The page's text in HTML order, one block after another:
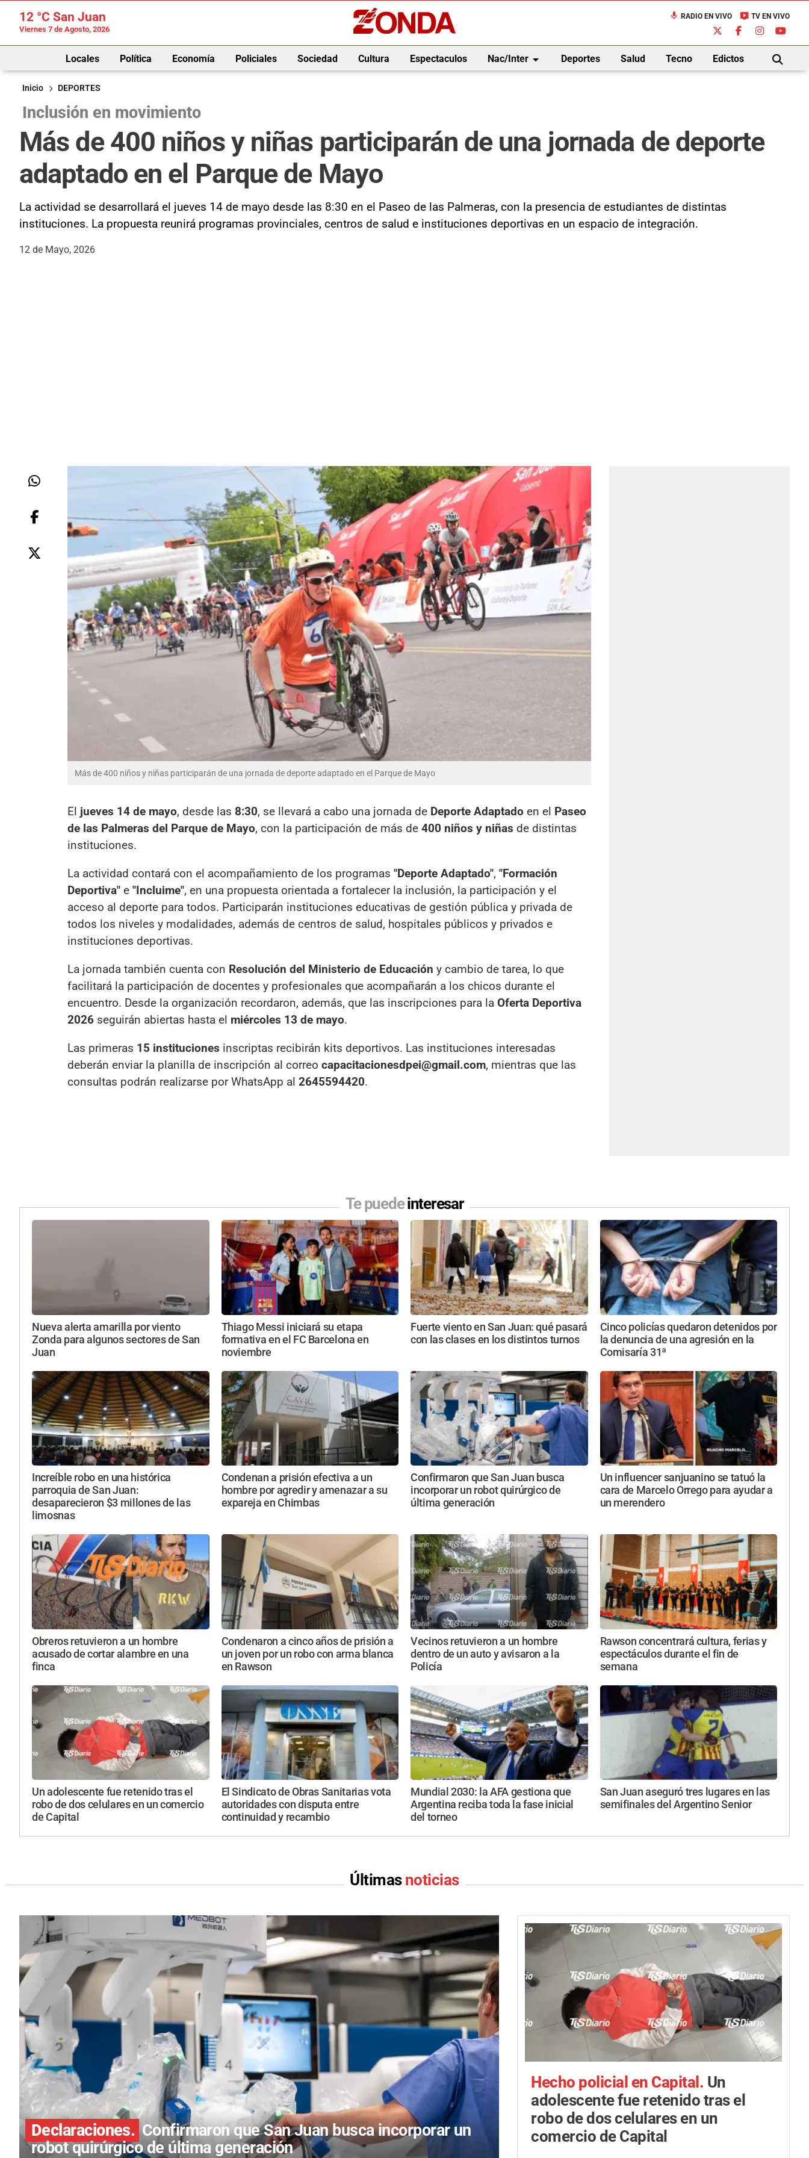
12 °C San Juan
Viernes 7 de Agosto, 2026
mic RADIO EN VIVO live_tv TV EN VIVO
Locales Política Economía Policiales Sociedad Cultura Espectaculos Nac/Interarrow_drop_down Deportes Salud Tecno Edictos
BUSCAR
Inicio
DEPORTES
Inclusión en movimiento
Más de 400 niños y niñas participarán de una jornada de deporte
adaptado en el Parque de Mayo
La actividad se desarrollará el jueves 14 de mayo desde las 8:30 en el Paseo de las Palmeras, con la presencia de estudiantes de distintas
instituciones. La propuesta reunirá programas provinciales, centros de salud e instituciones deportivas en un espacio de integración.
12 de Mayo, 2026
Más de 400 niños y niñas participarán de una jornada de deporte adaptado en el Parque de Mayo
El jueves 14 de mayo, desde las 8:30, se llevará a cabo una jornada de Deporte Adaptado en el Paseo
de las Palmeras del Parque de Mayo, con la participación de más de 400 niños y niñas de distintas
instituciones.
La actividad contará con el acompañamiento de los programas "Deporte Adaptado", "Formación
Deportiva" e "Incluime", en una propuesta orientada a fortalecer la inclusión, la participación y el
acceso al deporte para todos. Participarán instituciones educativas de gestión pública y privada de
todos los niveles y modalidades, además de centros de salud, hospitales públicos y privados e
instituciones deportivas.
La jornada también cuenta con Resolución del Ministerio de Educación y cambio de tarea, lo que
facilitará la participación de docentes y profesionales que acompañarán a los chicos durante el
encuentro. Desde la organización recordaron, además, que las inscripciones para la Oferta Deportiva
2026 seguirán abiertas hasta el miércoles 13 de mayo.
Las primeras 15 instituciones inscriptas recibirán kits deportivos. Las instituciones interesadas
deberán enviar la planilla de inscripción al correo capacitacionesdpei@gmail.com, mientras que las
consultas podrán realizarse por WhatsApp al 2645594420.
Te puedeinteresar
Nueva alerta amarilla por viento
Zonda para algunos sectores de San
Juan
Thiago Messi iniciará su etapa
formativa en el FC Barcelona en
noviembre
Fuerte viento en San Juan: qué pasará
con las clases en los distintos turnos
Cinco policías quedaron detenidos por
la denuncia de una agresión en la
Comisaría 31ª
Increíble robo en una histórica
parroquia de San Juan:
desaparecieron $3 millones de las
limosnas
Condenan a prisión efectiva a un
hombre por agredir y amenazar a su
expareja en Chimbas
Confirmaron que San Juan busca
incorporar un robot quirúrgico de
última generación
Un influencer sanjuanino se tatuó la
cara de Marcelo Orrego para ayudar a
un merendero
Obreros retuvieron a un hombre
acusado de cortar alambre en una
finca
Condenaron a cinco años de prisión a
un joven por un robo con arma blanca
en Rawson
Vecinos retuvieron a un hombre
dentro de un auto y avisaron a la
Policía
Rawson concentrará cultura, ferias y
espectáculos durante el fin de
semana
Un adolescente fue retenido tras el
robo de dos celulares en un comercio
de Capital
El Sindicato de Obras Sanitarias vota
autoridades con disputa entre
continuidad y recambio
Mundial 2030: la AFA gestiona que
Argentina reciba toda la fase inicial
del torneo
San Juan aseguró tres lugares en las
semifinales del Argentino Senior
Últimas noticias
Declaraciones. Confirmaron que San Juan busca incorporar un
robot quirúrgico de última generación
Hecho policial en Capital. Un
adolescente fue retenido tras el
robo de dos celulares en un
comercio de Capital